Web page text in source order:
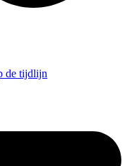
de tijdlijn